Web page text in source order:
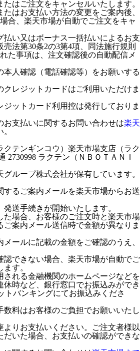
はご注文をキャンセルいたします。
はお支払い方法の変更をご案内後、
合、楽天市場が自動でご注文をキャ
払い又はボーナス一括払いによるお支
法第30条2の3第4項、同法施行規則
た事項は、注文確認後の自動配信メ
人確認（電話確認等）をお願いする
レジットカードはご利用いただけま
ットカード利用控は発行しておりま
支払いに関するお問い合わせは楽天
クテンギンコウ）楽天市場支店（ラク
2730998 ラクテン（ＮＢＯＴＡＮＩ
ループ株式会社が保有しています。
するご案内メールを楽天市場からお送
送手続きが開始いたします。
た場合、お客様のご注文時と楽天市場
案内メール送信時で金額が異なりま
ールに記載の金額をご確認のうえ、
認できない場合、楽天市場が自動でご
す。
される金融機関のホームページなどを
休時など、銀行窓口でお振込みができ
トバンキングにてお振込みくださ
数料はお客様のご負担でお願いいたし
りお支払いください。ご注文者様以
だいた場合、お支払いの確認ができな